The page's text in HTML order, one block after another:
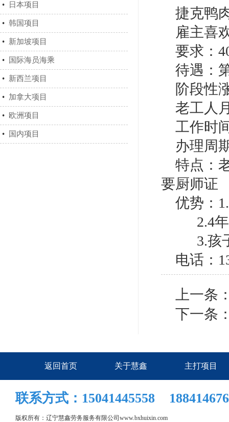
• 日本项目
• 韩国项目
• 新加坡项目
• 国际海员海乘
• 新西兰项目
• 加拿大项目
• 欧洲项目
• 国内项目
捷克鸭
雇主喜
要求：
待遇：
阶段性
老工人
工作时
办理周
特点：
要厨师证
优势：
2.4年
3.孩
电话：
上一条
下一条
返回首页 关于慧鑫 主打项目
联系方式：15041445558
版权所有：辽宁慧鑫劳务服务有限公司 www.bxhuixin.com